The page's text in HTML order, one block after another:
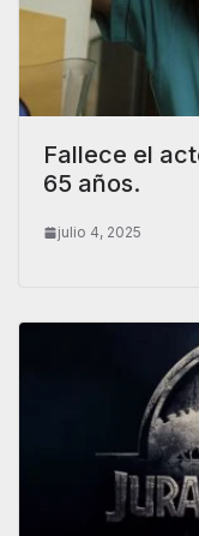
Fallece el
65 años.
julio 4, 2025